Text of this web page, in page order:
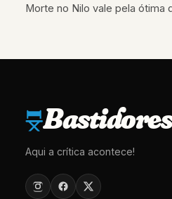
Morte no Nilo vale pela ótima
Bastidores
Aqui a crítica acontece!